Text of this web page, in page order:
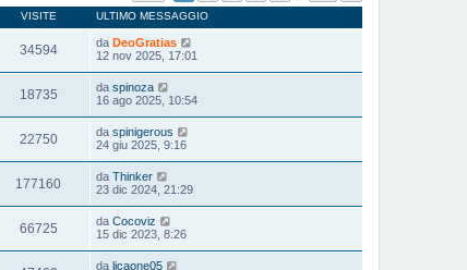
VISITE ULTIMO MESSAGGIO
34594 da DeoGratias
12 nov 2025, 17:01
18735 da spinoza
16 ago 2025, 10:54
22750 da spinigerous
24 giu 2025, 9:16
177160 da Thinker
23 dic 2024, 21:29
66725 da Cocoviz
15 dic 2023, 8:26
da licaone05